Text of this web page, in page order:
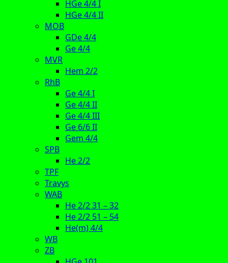
HGe 4/4 I
HGe 4/4 II
MOB
GDe 4/4
Ge 4/4
MVR
Hem 2/2
RhB
Ge 4/4 I
Ge 4/4 II
Ge 4/4 III
Ge 6/6 II
Gem 4/4
SPB
He 2/2
TPF
Travys
WAB
He 2/2 31 – 32
He 2/2 51 – 54
He(m) 4/4
WB
ZB